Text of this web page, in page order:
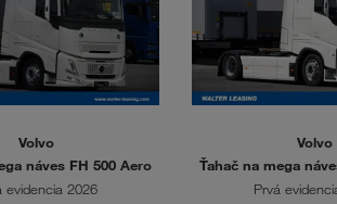
Volvo
náves FH 500 Aero
evidencia 2026
Volvo
Ťahač na mega
Prvá